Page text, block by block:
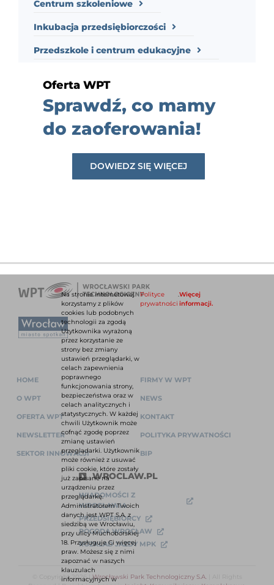
Oferta WPT
Sprawdź, co mamy
do zaoferowania!
DOWIEDZ SIĘ WIĘCEJ
Centrum szkoleniowe
Inkubacja przedsiębiorczości
Przedszkole i centrum edukacyjne
HOME
O WPT
OFERTA WPT
NEWSLETTER
SEKTOR INNOWACJI
FIRMY W WPT
NEWS
KONTAKT
POLITYKA PRYWATNOŚCI
BIP
WROCLAW.PL
WIADOMOŚCI Z
WROCŁAWIA
PRZEDSIĘBIORCY
POGODA WROCŁAW
ROZKŁAD JAZDY MPK
© Copyright 2026 |Wrocławski Park Technologiczny S.A.| All Rights
Na stronie internetowej
korzystamy z plików
cookies lub podobnych
technologii za zgodą
Użytkownika wyrażoną
przez korzystanie ze
strony bez zmiany
ustawień przeglądarki, w
celach zapewnienia
poprawnego
funkcjonowania strony,
bezpieczeństwa oraz w
celach analitycznych i
statystycznych. W każdej
chwili Użytkownik może
cofnąć zgodę poprzez
zmianę ustawień
przeglądarki. Użytkownik
może również z usuwać
pliki cookie, które zostały
już zapisane na
urządzeniu przez
przeglądarkę.
Administratorem Twoich
danych jest WPT S.A. z
siedzibą we Wrocławiu,
przy ulicy Muchoborskiej
18. Przysługuje Ci więcej
praw. Możesz się z nimi
zapoznać w naszych
klauzulach
informacyjnych w
Polityce
prywatności
Więcej
informacji.